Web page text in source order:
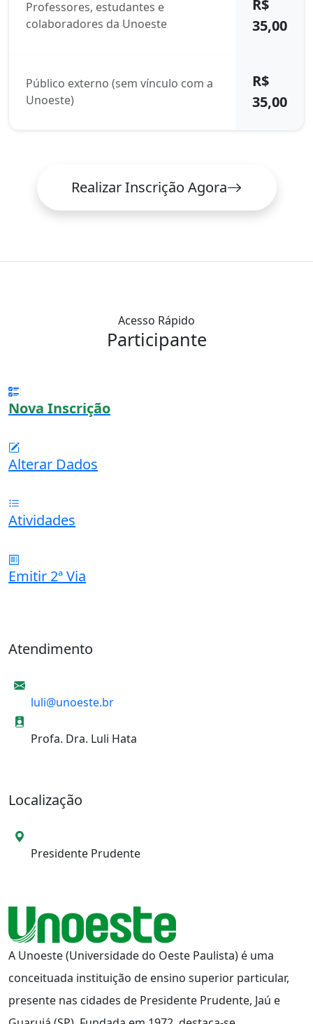
Professores, estudantes e
colaboradores da Unoeste
R$
35,00
Público externo (sem vínculo com a
Unoeste)
R$
35,00
Realizar Inscrição Agora
Acesso Rápido
Participante
Nova Inscrição
Alterar Dados
Atividades
Emitir 2ª Via
A Unoeste (Universidade do Oeste Paulista) é uma
conceituada instituição de ensino superior particular,
presente nas cidades de Presidente Prudente, Jaú e
Localização
Presidente Prudente
Atendimento
luli@unoeste.br
Profa. Dra. Luli Hata